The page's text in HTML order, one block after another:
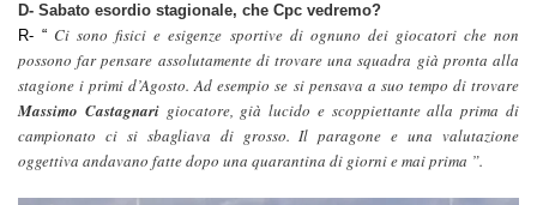
D- Sabato esordio stagionale, che Cpc vedremo?
R- “ Ci sono fisici e esigenze sportive di ognuno dei giocatori che non
possono far pensare assolutamente di trovare una squadra già pronta alla
stagione i primi d’Agosto. Ad esempio se si pensava a suo tempo di trovare
Massimo Castagnarigiocatore, già lucido e scoppiettante alla prima di
campionato ci si sbagliava di grosso. Il paragone e una valutazione
oggettiva andavano fatte dopo una quarantina di giorni e mai prima ”.